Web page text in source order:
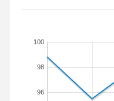
96
98
100